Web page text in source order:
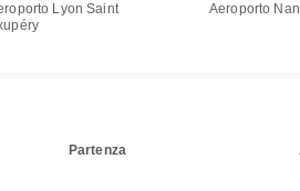
Lyon Saint
Aeroporto
Partenza